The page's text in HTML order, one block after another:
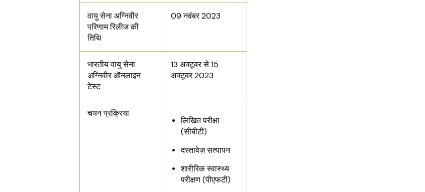
वायु सेना अग्निवीर
परिणाम रिलीज की
तिथि
09 नवंबर 2023
भारतीय वायु सेना
अग्निवीर ऑनलाइन
टेस्ट
13 अक्टूबर से 15
अक्टूबर 2023
चयन प्रक्रिया
लिखित परीक्षा
(सीबीटी)
दस्तावेज़ सत्यापन
शारीरिक स्वास्थ्य
परीक्षण (पीएफटी)